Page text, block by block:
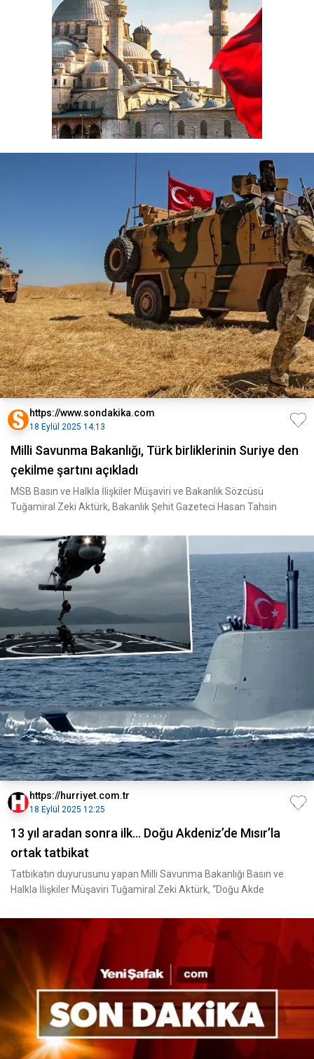
https://www.sondakika.com
18 Eylül 2025 14:13
Milli Savunma Bakanlığı, Türk birliklerinin Suriye den
çekilme şartını açıkladı
MSB Basın ve Halkla İlişkiler Müşaviri ve Bakanlık Sözcüsü
Tuğamiral Zeki Aktürk, Bakanlık Şehit Gazeteci Hasan Tahsin
https://hurriyet.com.tr
18 Eylül 2025 12:25
13 yıl aradan sonra ilk... Doğu Akdeniz’de Mısır’la
ortak tatbikat
Tatbikatın duyurusunu yapan Milli Savunma Bakanlığı Basın ve
Halkla İlişkiler Müşaviri Tuğamiral Zeki Aktürk, “Doğu Akde